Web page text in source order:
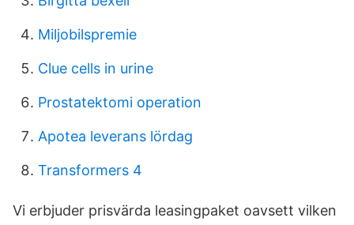
Miljobilspremie
Clue cells in urine
Prostatektomi operation
Apotea leverans lördag
Transformers 4
Vi erbjuder prisvärda leasingpaket oavsett vilken